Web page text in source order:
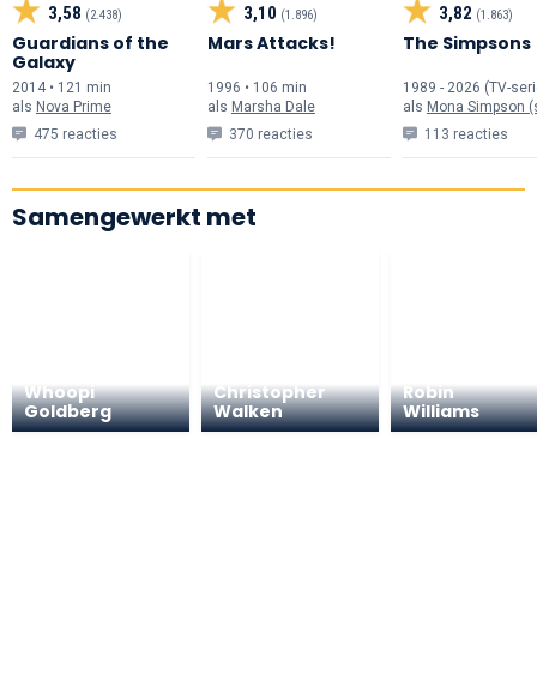
3,58 (2.438)
Guardians of the
Galaxy
2014 • 121 min
als Nova Prime
475 reacties
3,10 (1.896)
Mars Attacks!
1996 • 106 min
als Marsha Dale
370 reacties
3,82 (1.863)
The Simpsons
1989 - 2026 (TV-
als Mona Simpson
113 reacties
Samengewerkt met
Whoopi
Goldberg
Christopher
Walken
Robin
Williams